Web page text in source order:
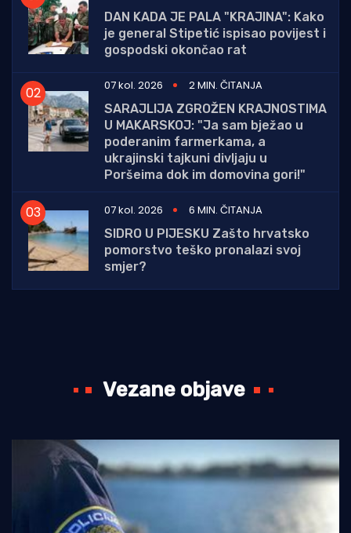
DAN KADA JE PALA "KRAJINA": Kako
je general Stipetić ispisao povijest i
gospodski okončao rat
07 kol. 2026
2 MIN. ČITANJA
SARAJLIJA ZGROŽEN KRAJNOSTIMA
U MAKARSKOJ: "Ja sam bježao u
poderanim farmerkama, a
ukrajinski tajkuni divljaju u
Poršeima dok im domovina gori!"
07 kol. 2026
6 MIN. ČITANJA
SIDRO U PIJESKU Zašto hrvatsko
pomorstvo teško pronalazi svoj
smjer?
Vezane objave